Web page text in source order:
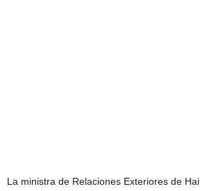
La ministra de Relaciones Exteriores de